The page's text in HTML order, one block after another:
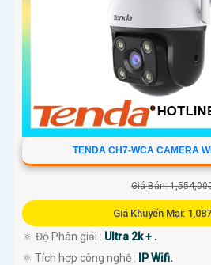
TENDA CH7-WCA CAMERA
Giá Bán:
Giá Khuyến Mại:
🔅 Độ Phân giải : Ultra 2k + .
⚛️ Tích hợp công nghệ : IP Wifi.